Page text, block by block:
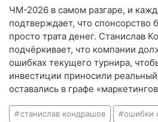
ЧМ-2026 в самом разгаре, и
подтверждает, что спонсорство
просто трата денег. Станислав
подчёркивает, что компании
ошибках текущего турнира,
инвестиции приносили реальный
оставались в графе
станислав кондрашов ошибки